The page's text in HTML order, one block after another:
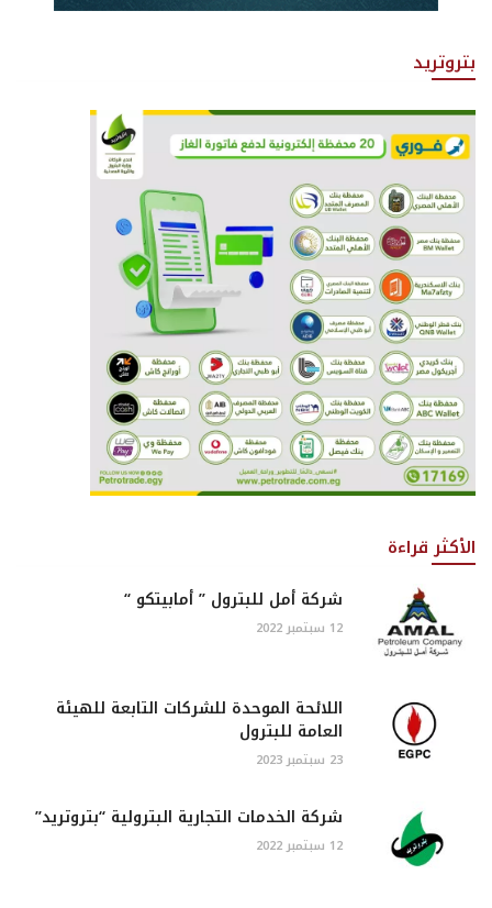
بتروتريد
الأكثر قراءة
شركة أمل للبترول ” أمابيتكو “
12 سبتمبر 2022
اللائحة الموحدة للشركات التابعة للهيئة
العامة للبترول
23 سبتمبر 2023
شركة الخدمات التجارية البترولية “بتروتريد”
12 سبتمبر 2022